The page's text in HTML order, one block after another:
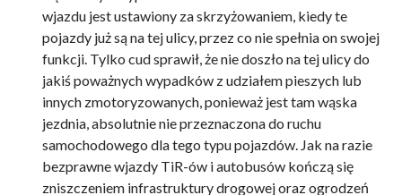
wjazdu jest ustawiony za skrzyżowaniem, kiedy te
pojazdy już są na tej ulicy, przez co nie spełnia on swojej
funkcji. Tylko cud sprawił, że nie doszło na tej ulicy do
jakiś poważnych wypadków z udziałem pieszych lub
innych zmotoryzowanych, ponieważ jest tam wąska
jezdnia, absolutnie nie przeznaczona do ruchu
samochodowego dla tego typu pojazdów. Jak na razie
bezprawne wjazdy TiR-ów i autobusów kończą się
zniszczeniem infrastruktury drogowej oraz ogrodzeń